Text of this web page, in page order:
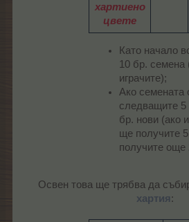
хартиено
цвете
Като начало
10 бр. семена
играчите);
Ако семената
следващите
бр. нови (ако
ще получите
получите още
Освен това ще трябва да
хартия:​